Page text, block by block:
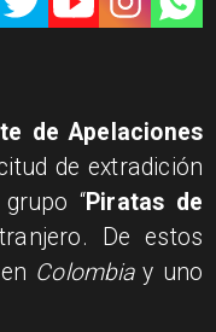
de Apelaciones
de extradición
“Piratas de
De estos
Colombiay uno